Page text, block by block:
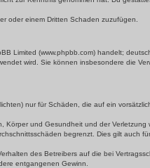
oder einem Dritten Schaden zuzufügen.
Limited (www.phpbb.com) handelt;
wird. Sie können insbesondere die
nur für Schäden, die auf ein
und Gesundheit und der Verletzung
begrenzt. Dies gilt auch
des Betreibers auf die bei
entgangenen Gewinn.